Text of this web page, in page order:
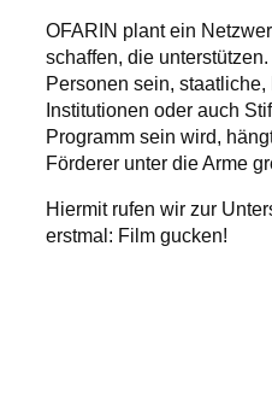
OFARIN plant ein
schaffen, die
Personen sein,
Institutionen oder auch
Programm sein wird,
Förderer unter die Arme
Hiermit rufen wir zur
erstmal: Film gucken!